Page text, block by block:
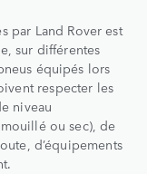
par Land Rover est
sur différentes
équipés lors
respecter les
niveau
ou sec), de
d’équipements